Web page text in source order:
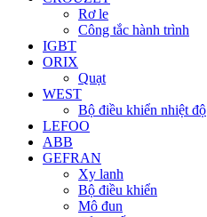
Rơ le
Công tắc hành trình
IGBT
ORIX
Quạt
WEST
Bộ điều khiển nhiệt độ
LEFOO
ABB
GEFRAN
Xy lanh
Bộ điều khiển
Mô đun